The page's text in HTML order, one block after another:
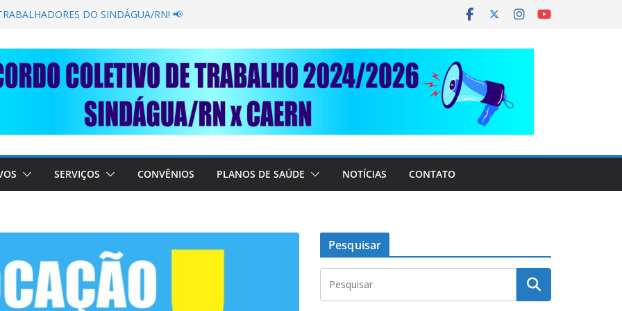
SECAR SUA TORNEIRA: UNIDOS
em importante debate com o Ministro
A SABESP! 🚨
AJUDE O NOSSO
RAIMUNDO DA CAERN!
SERVIÇOS CONVÊNIOS PLANOS DE SAÚDE NOTÍCIAS CONTATO
Pesquisar